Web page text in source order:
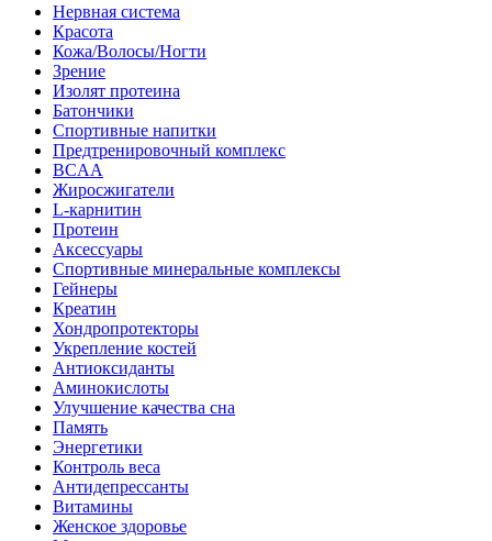
Нервная система
Красота
Кожа/Волосы/Ногти
Зрение
Изолят протеина
Батончики
Спортивные напитки
Предтренировочный комплекс
BCAA
Жиросжигатели
L-карнитин
Протеин
Аксессуары
Спортивные минеральные комплексы
Гейнеры
Креатин
Хондропротекторы
Укрепление костей
Антиоксиданты
Аминокислоты
Улучшение качества сна
Память
Энергетики
Контроль веса
Антидепрессанты
Витамины
Женское здоровье